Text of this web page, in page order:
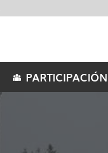
PARTICIPACIÓN